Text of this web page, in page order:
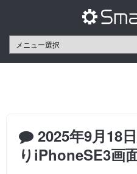
2025年9月18
りiPhoneSE3画